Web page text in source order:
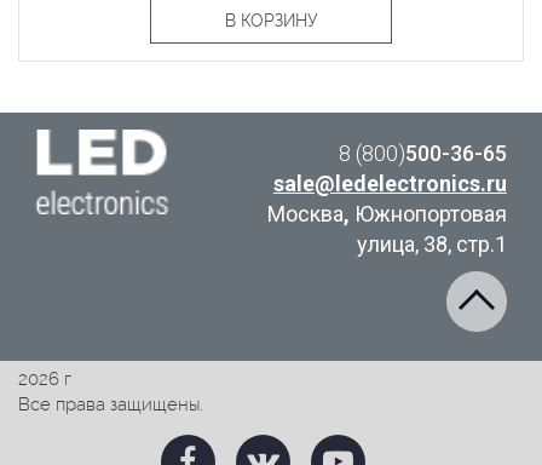
В КОРЗИНУ
8 (800)500-36-65
sale@ledelectronics.ru
Москва, Южнопортовая
улица, 38, стр.1
2026 г
Все права защищены.